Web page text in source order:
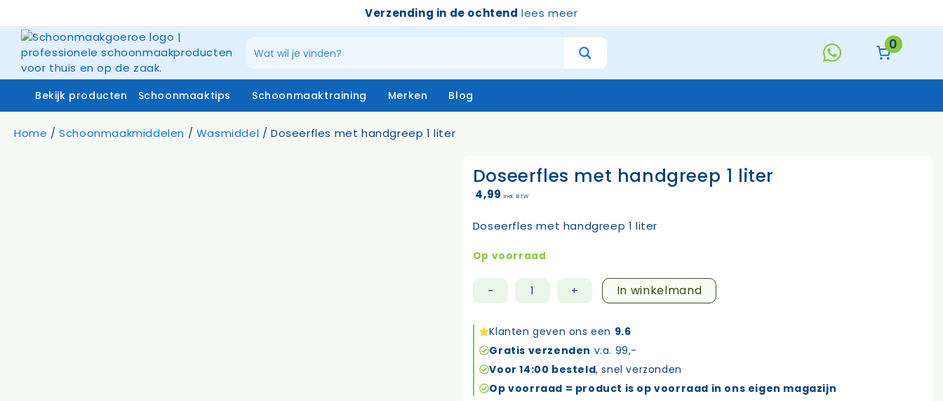
inhoud
Verzending in de ochtend lees meer
0
Bekijk producten
Handschoenen
Emmers
Vloertrekkers
Schrapers – handtrekkers
Sprayflacons
Keukentextiel
Schoonmaaktips Schoonmaaktraining Merken Blog
Home /Schoonmaakmiddelen / Wasmiddel / Doseerfles met handgreep 1 liter
Doseerfles met handgreep 1 liter
4,99 incl. BTW
Doseerfles met handgreep 1 liter
Op voorraad
-
Doseerfles
handgreep
liter
aantal
+ In winkelmand
Klanten geven ons een 9.6
Gratis verzenden v.a. 99,-
Voor 14:00 besteld, snel verzonden
Op voorraad = product is op voorraad in ons eigen magazijn
1